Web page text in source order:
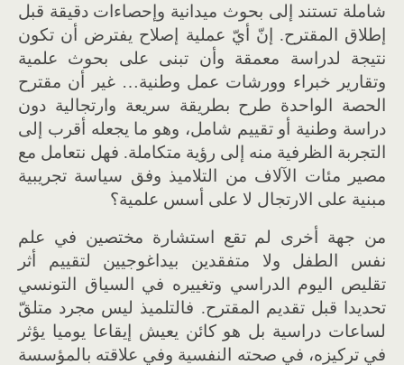
شاملة تستند إلى بحوث ميدانية وإحصاءات دقيقة قبل
إطلاق المقترح. إنّ أيّ عملية إصلاح يفترض أن تكون
نتيجة لدراسة معمقة وأن تبنى على بحوث علمية
وتقارير خبراء وورشات عمل وطنية… غير أن مقترح
الحصة الواحدة طرح بطريقة سريعة وارتجالية دون
دراسة وطنية أو تقييم شامل، وهو ما يجعله أقرب إلى
التجربة الظرفية منه إلى رؤية متكاملة. فهل نتعامل مع
مصير مئات الآلاف من التلاميذ وفق سياسة تجريبية
مبنية على الارتجال لا على أسس علمية؟
من جهة أخرى لم تقع استشارة مختصين في علم
نفس الطفل ولا متفقدين بيداغوجيين لتقييم أثر
تقليص اليوم الدراسي وتغييره في السياق التونسي
تحديدا قبل تقديم المقترح. فالتلميذ ليس مجرد متلقّ
لساعات دراسية بل هو كائن يعيش إيقاعا يوميا يؤثر
في تركيزه، في صحته النفسية وفي علاقته بالمؤسسة